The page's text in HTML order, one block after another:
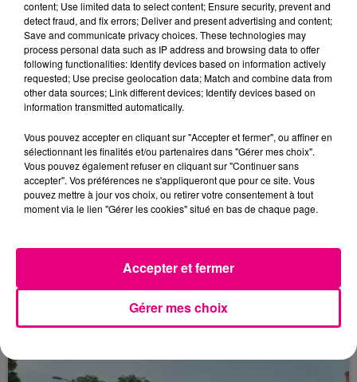
Violent incendie au nord de Toulouse
content; Use limited data to select content; Ensure security, prevent and
detect fraud, and fix errors; Deliver and present advertising and content;
Save and communicate privacy choices. These technologies may
process personal data such as IP address and browsing data to offer
following functionalities: Identify devices based on information actively
requested; Use precise geolocation data; Match and combine data from
other data sources; Link different devices; Identify devices based on
information transmitted automatically.
Vous pouvez accepter en cliquant sur "Accepter et fermer", ou affiner en
sélectionnant les finalités et/ou partenaires dans "Gérer mes choix".
Vous pouvez également refuser en cliquant sur "Continuer sans
accepter". Vos préférences ne s'appliqueront que pour ce site. Vous
pouvez mettre à jour vos choix, ou retirer votre consentement à tout
moment via le lien "Gérer les cookies" situé en bas de chaque page.
Gérer mes choix
Accepter et fermer